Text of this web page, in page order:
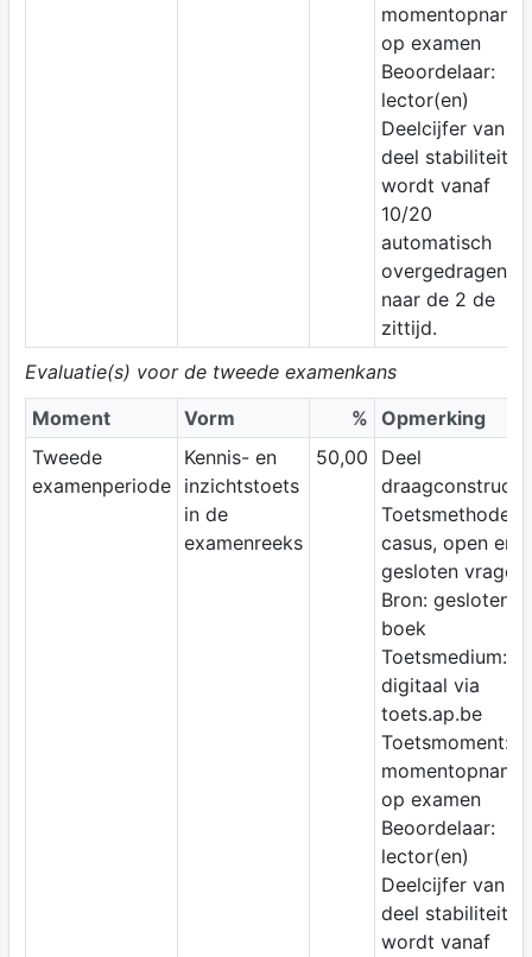
momentopname
op examen
Beoordelaar:
lector(en)
Deelcijfer van
deel stabiliteit
wordt vanaf
10/20
automatisch
overgedragen
naar de 2 de
zittijd.
Evaluatie(s) voor de tweede examenkans
Moment
Vorm % Opmerking
Tweede
examenperiode
Kennis- en
inzichtstoets
in de
examenreeks
50,00
Deel
Toetsmethode:
casus, open en
gesloten vragen
Bron: gesloten
boek
Toetsmedium:
digitaal via
toets.ap.be
Toetsmoment:
momentopname
op examen
Beoordelaar:
lector(en)
Deelcijfer van
deel stabiliteit
wordt vanaf